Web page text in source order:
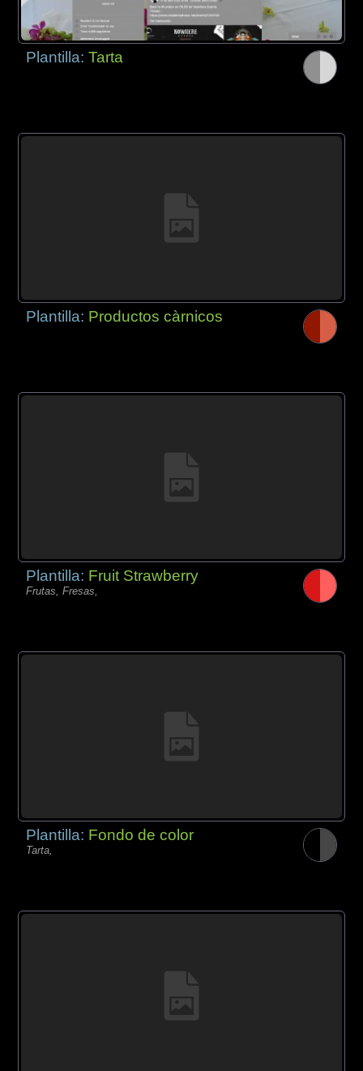
Plantilla:Tarta
Plantilla: Productos càrnicos
Plantilla: Fruit Strawberry
Frutas, Fresas,
Plantilla: Fondo de color
Tarta,